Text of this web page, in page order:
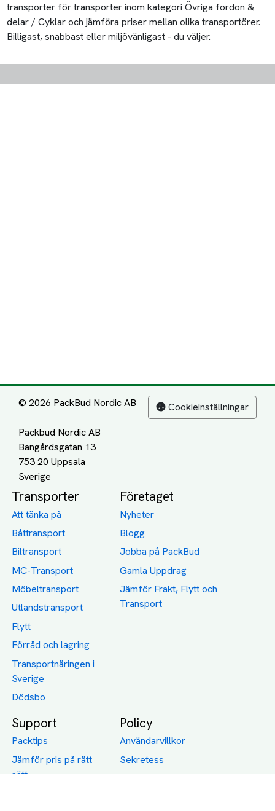
transporter för transporter inom kategori Övriga fordon &
delar / Cyklar och jämföra priser mellan olika transportörer.
Billigast, snabbast eller miljövänligast - du väljer.
© 2026 PackBud Nordic AB
Packbud Nordic AB
Bangårdsgatan 13
753 20 Uppsala
Cookieinställningar
Transporter
Att tänka på
Båttransport
Biltransport
MC-Transport
Möbeltransport
Utlandstransport
Flytt
Förråd och lagring
Transportnäringen i
Sverige
Dödsbo
Företaget
Nyheter
Blogg
Jobba på PackBud
Gamla Uppdrag
Jämför Frakt, Flytt och
Transport
Support
Packtips
Jämför pris på rätt
sätt
Policy
Användarvillkor
Sekretess